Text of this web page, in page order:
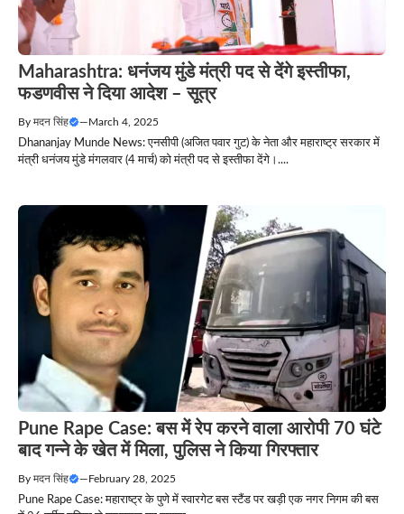
Maharashtra: धनंजय मुंडे मंत्री पद से देंगे इस्तीफा,
फडणवीस ने दिया आदेश – सूत्र
By मदन सिंह — March 4, 2025
Dhananjay Munde News: एनसीपी (अजित पवार गुट) के नेता और महाराष्ट्र सरकार में
मंत्री धनंजय मुंडे मंगलवार (4 मार्च) को मंत्री पद से इस्तीफा देंगे।....
Pune Rape Case: बस में रेप करने वाला आरोपी 70 घंटे
बाद गन्ने के खेत में मिला, पुलिस ने किया गिरफ्तार
By मदन सिंह — February 28, 2025
Pune Rape Case: महाराष्ट्र के पुणे में स्वारगेट बस स्टैंड पर खड़ी एक नगर निगम की बस